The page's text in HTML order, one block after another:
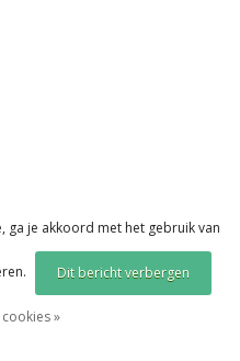
ga je akkoord met het gebruik van
Dit bericht verbergen
»